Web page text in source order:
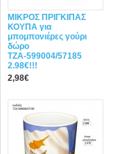
ΜΙΚΡΟΣ ΠΡΙΓΚΙΠΑΣ
ΚΟΥΠΑ για
μπομπονιέρες γούρι
δώρο
ΤΖΑ-599004/57185
2.98€!!!
2,98€